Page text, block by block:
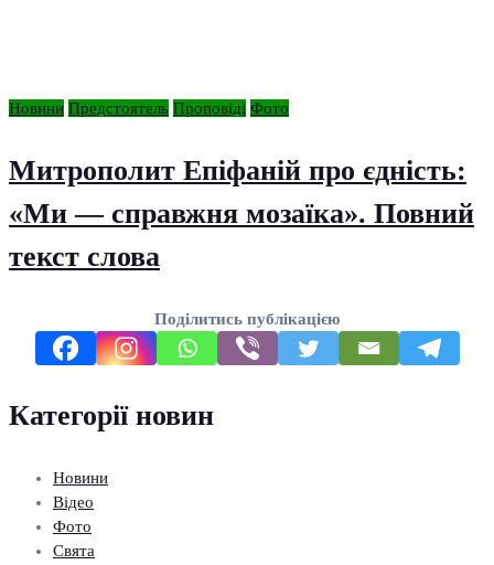
Новини Предстоятель Проповіді Фото
Митрополит Епіфаній про єдність:
«Ми — справжня мозаїка». Повний
текст слова
Поділитись публікацією
Категорії новин
Новини
Відео
Фото
Свята